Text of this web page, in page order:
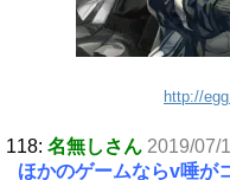
http://
118: 名無しさん 2019/07/
ほかのゲームならv唾が